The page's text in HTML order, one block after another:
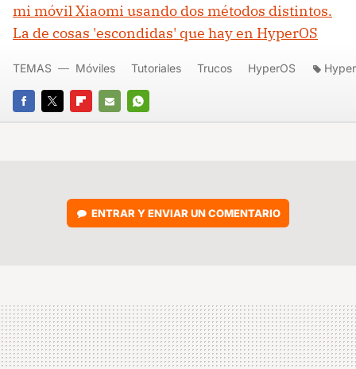
mi móvil Xiaomi usando dos métodos distintos.
La de cosas 'escondidas' que hay en HyperOS
FACEBOOK
TWITTERFLIPBOARD
E-
WHATSAPP
TEMAS Móviles Tutoriales Trucos HyperOS
ENTRAR Y ENVIAR UN COMENTARIO